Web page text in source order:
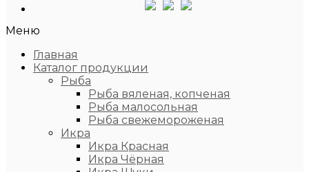
Меню
Главная
Каталог продукции
Рыба
Рыба вяленая, копченая
Рыба малосольная
Рыба свежемороженая
Икра
Икра Красная
Икра Чёрная